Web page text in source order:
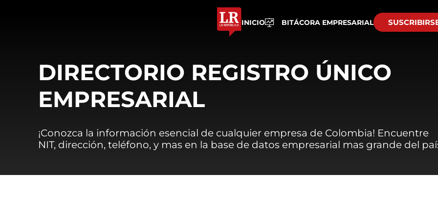
INICIO BITÁCORA EMPRESARIAL
DIRECTORIO REGISTRO ÚNICO
EMPRESARIAL
¡Conozca la información esencial de cualquier empresa de Colombia! Encuentre
NIT, dirección, teléfono, y mas en la base de datos empresarial mas grande del